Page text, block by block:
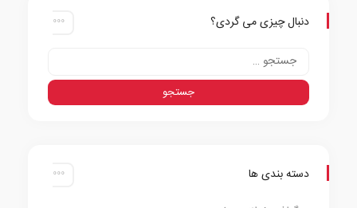
دنبال چیزی می گردی؟
دسته بندی ها